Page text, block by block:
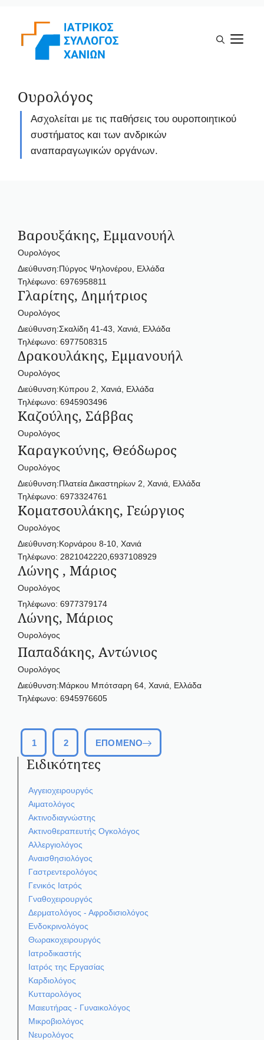
περιεχόμενο
Ουρολόγος
Ασχολείται με τις παθήσεις του ουροποιητικού
συστήματος και των ανδρικών
αναπαραγωγικών οργάνων.
Βαρουξάκης, Εμμανουήλ
Ουρολόγος
Διεύθυνση:Πύργος Ψηλονέρου, Ελλάδα
Τηλέφωνο: 6976958811
Γλαρίτης, Δημήτριος
Ουρολόγος
Διεύθυνση:Σκαλίδη 41-43, Χανιά, Ελλάδα
Τηλέφωνο: 6977508315
Δρακουλάκης, Εμμανουήλ
Ουρολόγος
Διεύθυνση:Κύπρου 2, Χανιά, Ελλάδα
Τηλέφωνο: 6945903496
Καζούλης, Σάββας
Ουρολόγος
Καραγκούνης, Θεόδωρος
Ουρολόγος
Διεύθυνση:Πλατεία Δικαστηρίων 2, Χανιά, Ελλάδα
Τηλέφωνο: 6973324761
Κοματσουλάκης, Γεώργιος
Ουρολόγος
Διεύθυνση:Κορνάρου 8-10, Χανιά
Τηλέφωνο: 2821042220,6937108929
Λώνης , Μάριος
Ουρολόγος
Τηλέφωνο: 6977379174
Λώνης, Μάριος
Ουρολόγος
Παπαδάκης, Αντώνιος
Ουρολόγος
Διεύθυνση:Μάρκου Μπότσαρη 64, Χανιά, Ελλάδα
Τηλέφωνο: 6945976605
1 2 ΕΠΌΜΕΝΟ
Ειδικότητες
Αγγειοχειρουργός
Αιματολόγος
Ακτινοδιαγνώστης
Ακτινοθεραπευτής Ογκολόγος
Αλλεργιολόγος
Αναισθησιολόγος
Γαστρεντερολόγος
Γενικός Ιατρός
Γναθοχειρουργός
Δερματολόγος - Αφροδισιολόγος
Ενδοκρινολόγος
Θωρακοχειρουργός
Ιατροδικαστής
Ιατρός της Εργασίας
Καρδιολόγος
Κυτταρολόγος
Μαιευτήρας - Γυναικολόγος
Μικροβιολόγος
Νευρολόγος